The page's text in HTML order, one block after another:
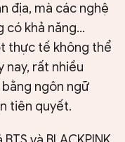
địa, mà các nghệ
có khả năng…
thực tế không thể
nay, rất nhiều
ngôn ngữ
tiên quyết.